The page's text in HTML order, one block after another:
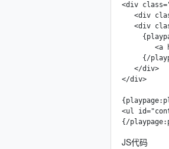
<div
<div
<div
<a
{/
</div>
</div>
<ul
{/
JS代码